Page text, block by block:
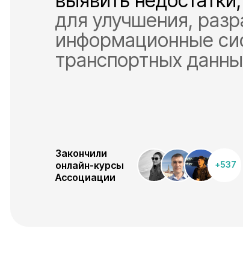
для улучшения,
информационные
транспортных
+537
Закончили
онлайн-курсы
Ассоциации